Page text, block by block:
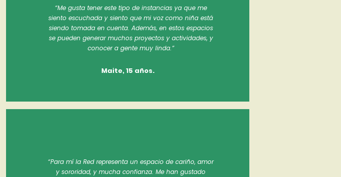
“Me gusta tener este tipo de instancias ya que me
siento escuchada y siento que mi voz como niña está
siendo tomada en cuenta. Además, en estos espacios
se pueden generar muchos proyectos y actividades, y
conocer a gente muy linda.”
Maite, 15 años.
“Para mí la Red representa un espacio de cariño, amor
y sororidad, y mucha confianza. Me han gustado